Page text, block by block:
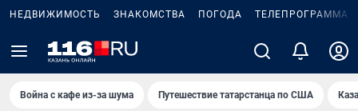
НЕДВИЖИМОСТЬ ЗНАКОМСТВА ПОГОДА ТЕЛЕПРОГРАММА
Война с кафе из-за шума Путешествие татарстанца по США